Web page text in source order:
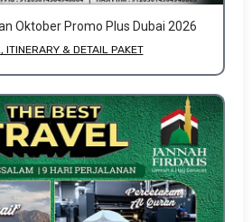
Oktober Promo Plus Dubai 2026
ITINERARY & DETAIL PAKET